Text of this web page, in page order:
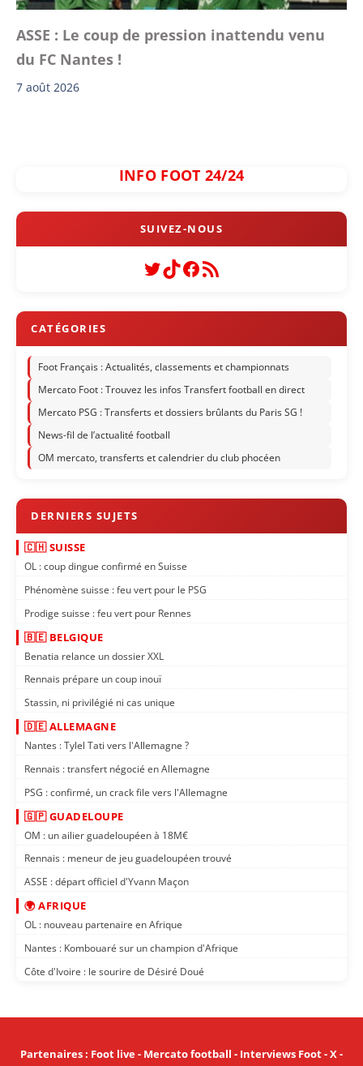
ASSE : Le coup de pression inattendu venu
du FC Nantes !
7 août 2026
INFO FOOT 24/24
Twitter
TikTok
Facebook
Flux RSS
Foot Français : Actualités, classements et championnats
Mercato Foot : Trouvez les infos Transfert football en direct
Mercato PSG : Transferts et dossiers brûlants du Paris SG !
News-fil de l’actualité football
OM mercato, transferts et calendrier du club phocéen
🇨🇭 SUISSE
OL : coup dingue confirmé en Suisse
Phénomène suisse : feu vert pour le PSG
Prodige suisse : feu vert pour Rennes
🇧🇪 BELGIQUE
Benatia relance un dossier XXL
Rennais prépare un coup inouï
Stassin, ni privilégié ni cas unique
🇩🇪 ALLEMAGNE
Nantes : Tylel Tati vers l'Allemagne ?
Rennais : transfert négocié en Allemagne
PSG : confirmé, un crack file vers l'Allemagne
🇬🇵 GUADELOUPE
OM : un ailier guadeloupéen à 18M€
Rennais : meneur de jeu guadeloupéen trouvé
ASSE : départ officiel d'Yvann Maçon
🌍 AFRIQUE
OL : nouveau partenaire en Afrique
Nantes : Kombouaré sur un champion d'Afrique
Côte d'Ivoire : le sourire de Désiré Doué
Partenaires: Foot live- Mercato football - Interviews Foot-X-